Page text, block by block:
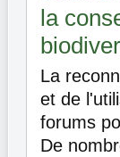
la
La
et de
forums
De